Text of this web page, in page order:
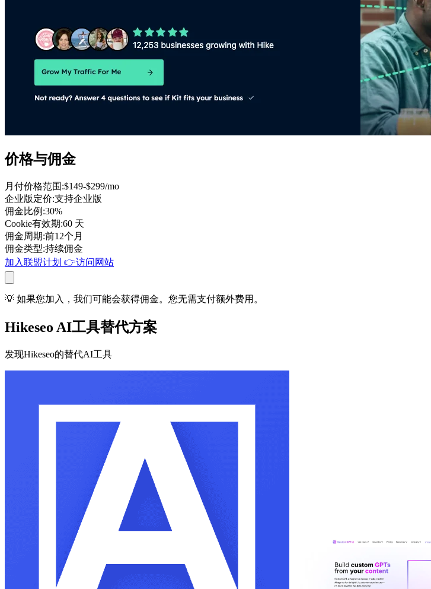
价格与佣金
月付价格范围 :$149-$299/mo
企业版定价:支持企业版
佣金比例 :30%
Cookie有效期:60 天
佣金周期:前12个月
佣金类型:持续佣金
加入联盟计划 👉访问网站
💡 如果您加入，我们可能会获得佣金。您无需支付额外费用。
Hikeseo AI工具替代方案
发现Hikeseo的替代AI工具